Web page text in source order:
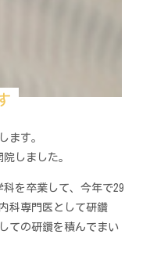
ます。
しました。
を卒業して、今年で29
科専門医として研鑽
ての研鑽を積んでまい